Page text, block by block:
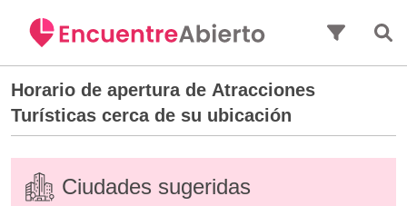
Horario de apertura de Atracciones
Turísticas cerca de su ubicación
Ciudades sugeridas